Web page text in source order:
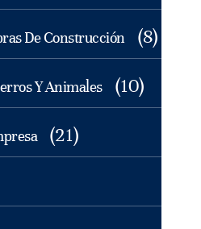
De Construcción (8)
Y Animales (10)
(21)